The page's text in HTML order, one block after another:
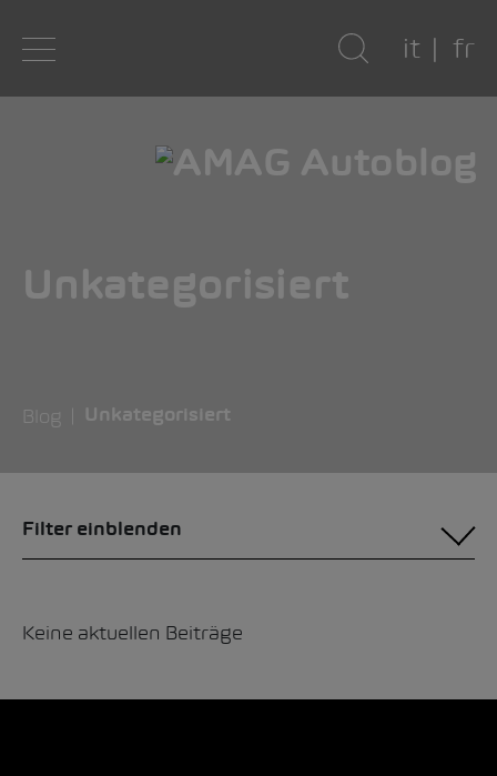
it fr
Unkategorisiert
Blog Unkategorisiert
Filter einblenden
Keine aktuellen Beiträge